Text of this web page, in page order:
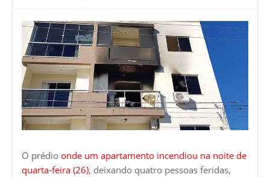
O prédio onde um apartamento incendiou na noite de
quarta-feira (26), deixando quatro pessoas feridas,